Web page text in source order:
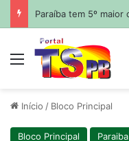
Menu
Início / Bloco Principal
Bloco Principal Paraiba